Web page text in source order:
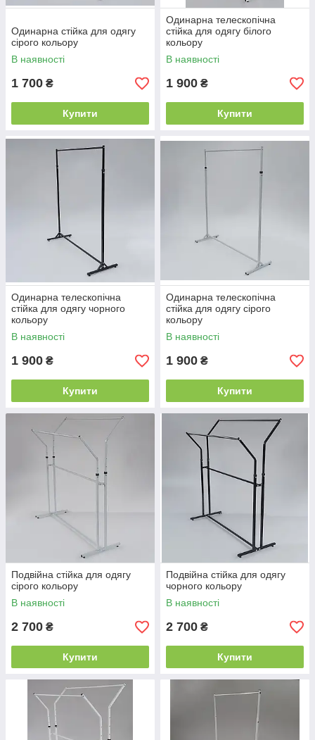
Одинарна стійка для одягу
сірого кольору
В наявності
1 700 ₴
Купити
Одинарна телескопічна
стійка для одягу білого
кольору
В наявності
1 900 ₴
Купити
Одинарна телескопічна
стійка для одягу чорного
кольору
В наявності
1 900 ₴
Купити
Одинарна телескопічна
стійка для одягу сірого
кольору
В наявності
1 900 ₴
Купити
Подвійна стійка для одягу
сірого кольору
В наявності
2 700 ₴
Купити
Подвійна стійка для одягу
чорного кольору
В наявності
2 700 ₴
Купити